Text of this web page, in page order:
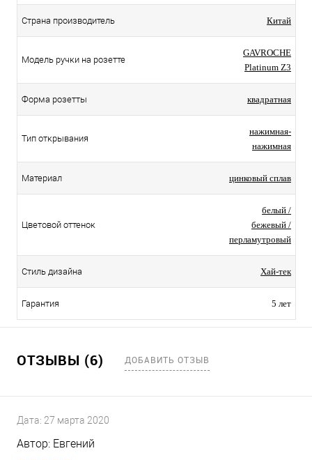
Страна производитель Китай
Модель ручки на розетте
GAVROCHE
Platinum Z3
Форма розетты квадратная
Тип открывания
нажимная-
нажимная
Материал цинковый сплав
Цветовой оттенок
белый /
бежевый /
перламутровый
Стиль дизайна Хай-тек
Гарантия 5 лет
ОТЗЫВЫ (6) ДОБАВИТЬ ОТЗЫВ
Дата: 27 марта 2020
Автор: Евгений